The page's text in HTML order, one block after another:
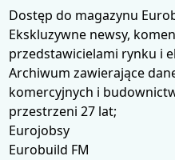
Dostęp do magazynu
Ekskluzywne newsy,
przedstawicielami rynku i
Archiwum zawierające
komercyjnych i
przestrzeni 27 lat;
Eurojobsy
Eurobuild FM